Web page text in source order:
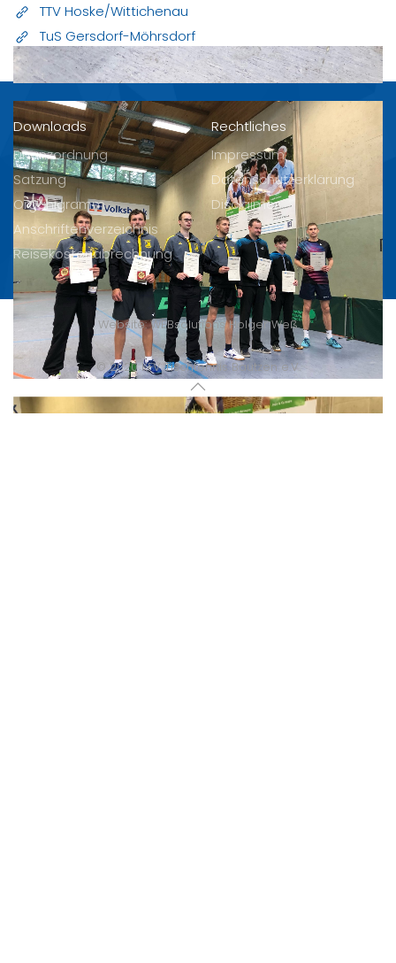
TTV Hoske/Wittichenau
TuS Gersdorf-Möhrsdorf
Downloads
Finanzordnung
Satzung
Organigramm
Anschriftenverzeichnis
Reisekostenabrechnung
Rechtliches
Impressum
Datenschutzerklärung
Disclaimer
Website:WEBsolutions Holger Weß
© 2020 KFV Tischtennis Bautzen e.V.